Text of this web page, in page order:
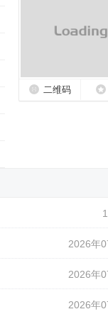
二维码
2026年
2026年
2026年